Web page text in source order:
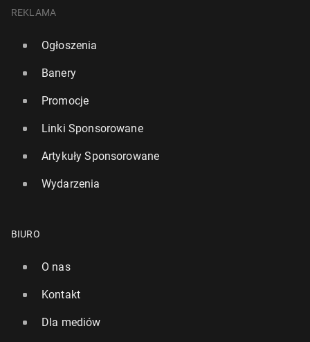
REKLAMA
Ogłoszenia
Banery
Promocje
Linki Sponsorowane
Artykuły Sponsorowane
Wydarzenia
BIURO
O nas
Kontakt
Dla mediów